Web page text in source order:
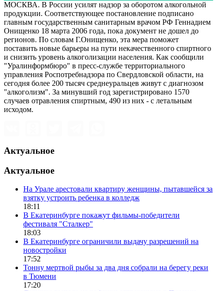
МОСКВА. В России усилят надзор за оборотом алкогольной
продукции. Соответствующее постановление подписано
главным государственным санитарным врачом РФ Геннадием
Онищенко 18 марта 2006 года, пока документ не дошел до
регионов. По словам Г.Онищенко, эта мера поможет
поставить новые барьеры на пути некачественного спиртного
и снизить уровень алкоголизации населения. Как сообщили
"Уралинформбюро" в пресс-службе территориального
управления Роспотребнадзора по Свердловской области, на
сегодня более 200 тысяч среднеуральцев живут с диагнозом
"алкоголизм". За минувший год зарегистрировано 1570
случаев отравления спиртным, 490 из них - с летальным
исходом.
Актуальное
Актуальное
На Урале арестовали квартиру женщины, пытавшейся за
взятку устроить ребенка в колледж
18:11
В Екатеринбурге покажут фильмы-победители
фестиваля "Сталкер"
18:03
В Екатеринбурге ограничили выдачу разрешений на
новостройки
17:52
Тонну мертвой рыбы за два дня собрали на берегу реки
в Тюмени
17:20